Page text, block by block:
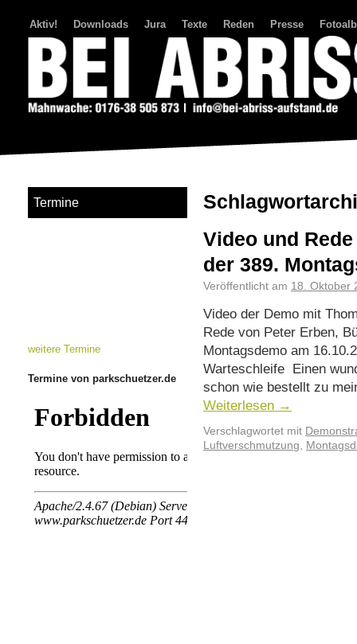
Aktiv! Downloads Jura Texte Reden Presse
Video und
der 389.
Veröffentlicht am 18. Oktober
Video der Demo mit
Rede von Peter Erben,
Montagsdemo am
Warteschleife Einen
schon wie bestellt zu
Weiterlesen →
Verschlagwortet mit
Luftverschmutzung,
Termine
weitere Termine
Termine von parkschuetzer.de